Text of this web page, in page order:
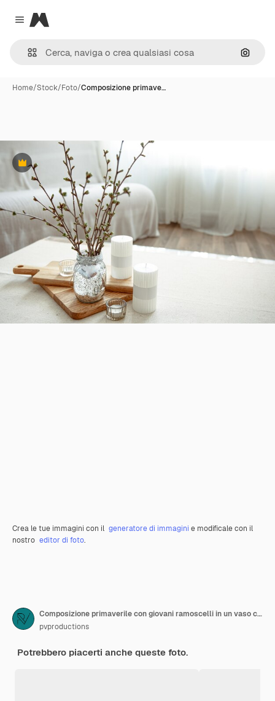
Close menu
Magnific
Cerca
Home/Stock/Foto/Composizione primave…
Premium
Crea le tue immagini con il generatore di immagini e modificale con il
nostro editor di foto.
Composizione primaverile con giovani ramoscelli in un vaso con candele all'interno della stanza.
pvproductions
Potrebbero piacerti anche queste foto.